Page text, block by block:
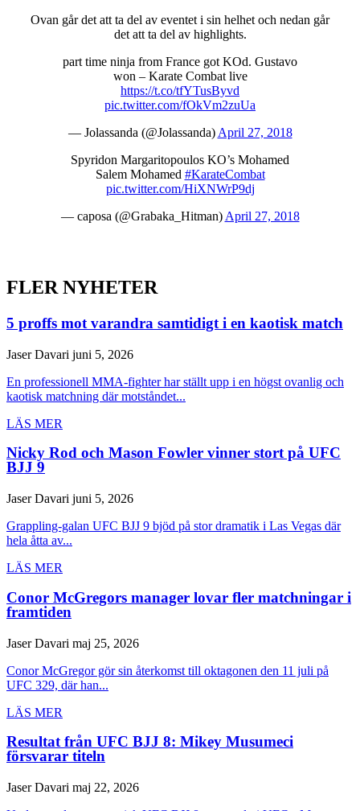
Ovan går det att ta del av eventet i sin helhet och nedan går
det att ta del av highlights.
part time ninja from France got KOd. Gustavo
won – Karate Combat live
https://t.co/tfYTusByvd
pic.twitter.com/fOkVm2zuUa
— Jolassanda (@Jolassanda) April 27, 2018
Spyridon Margaritopoulos KO’s Mohamed
Salem Mohamed #KarateCombat
pic.twitter.com/HiXNWrP9dj
— caposa (@Grabaka_Hitman) April 27, 2018
FLER NYHETER
5 proffs mot varandra samtidigt i en kaotisk match
Jaser Davari juni 5, 2026
En professionell MMA-fighter har ställt upp i en högst ovanlig och
kaotisk matchning där motståndet...
LÄS MER
Nicky Rod och Mason Fowler vinner stort på UFC
BJJ 9
Jaser Davari juni 5, 2026
Grappling-galan UFC BJJ 9 bjöd på stor dramatik i Las Vegas där
hela åtta av...
LÄS MER
Conor McGregors manager lovar fler matchningar i
framtiden
Jaser Davari maj 25, 2026
Conor McGregor gör sin återkomst till oktagonen den 11 juli på
UFC 329, där han...
LÄS MER
Resultat från UFC BJJ 8: Mikey Musumeci
försvarar titeln
Jaser Davari maj 22, 2026